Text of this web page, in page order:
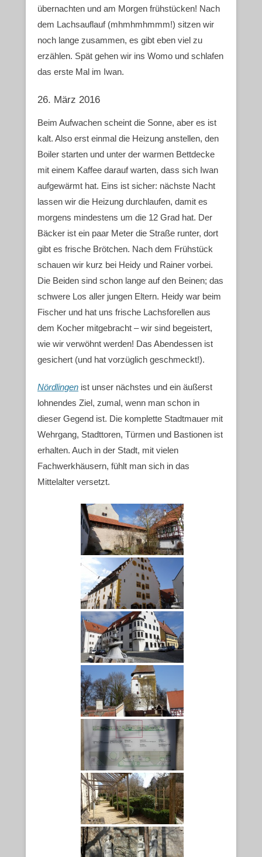
übernachten und am Morgen frühstücken! Nach
dem Lachsauflauf (mhmhmhmmm!) sitzen wir
noch lange zusammen, es gibt eben viel zu
erzählen. Spät gehen wir ins Womo und schlafen
das erste Mal im Iwan.
26. März 2016
Beim Aufwachen scheint die Sonne, aber es ist
kalt. Also erst einmal die Heizung anstellen, den
Boiler starten und unter der warmen Bettdecke
mit einem Kaffee darauf warten, dass sich Iwan
aufgewärmt hat. Eins ist sicher: nächste Nacht
lassen wir die Heizung durchlaufen, damit es
morgens mindestens um die 12 Grad hat. Der
Bäcker ist ein paar Meter die Straße runter, dort
gibt es frische Brötchen. Nach dem Frühstück
schauen wir kurz bei Heidy und Rainer vorbei.
Die Beiden sind schon lange auf den Beinen; das
schwere Los aller jungen Eltern. Heidy war beim
Fischer und hat uns frische Lachsforellen aus
dem Kocher mitgebracht – wir sind begeistert,
wie wir verwöhnt werden! Das Abendessen ist
gesichert (und hat vorzüglich geschmeckt!).
Nördlingen ist unser nächstes und ein äußerst
lohnendes Ziel, zumal, wenn man schon in
dieser Gegend ist. Die komplette Stadtmauer mit
Wehrgang, Stadttoren, Türmen und Bastionen ist
erhalten. Auch in der Stadt, mit vielen
Fachwerkhäusern, fühlt man sich in das
Mittelalter versetzt.